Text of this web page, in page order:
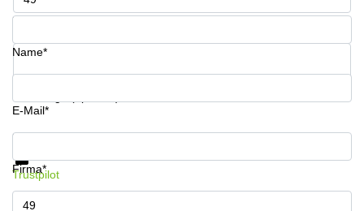
Telefon*
Name*
E-Mail*
Firma*
Informationen und Preise erhalten
Trustpilot